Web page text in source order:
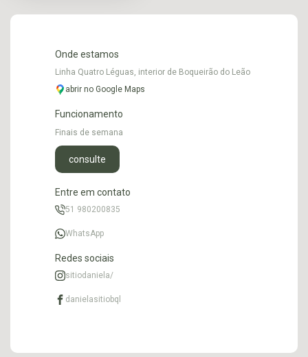
Onde estamos
Linha Quatro Léguas, interior de Boqueirão do Leão
abrir no Google Maps
Funcionamento
Finais de semana
consulte
Entre em contato
51 980200835
WhatsApp
Redes sociais
sitiodaniela/
danielasitiobql